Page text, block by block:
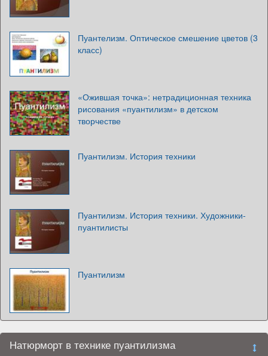
Пуантелизм. Оптическое смешение цветов (3
класс)
«Ожившая точка»: нетрадиционная техника
рисования «пуантилизм» в детском
творчестве
Пуантилизм. История техники
Пуантилизм. История техники. Художники-
пуантилисты
Пуантилизм
Натюрморт в технике пуантилизма